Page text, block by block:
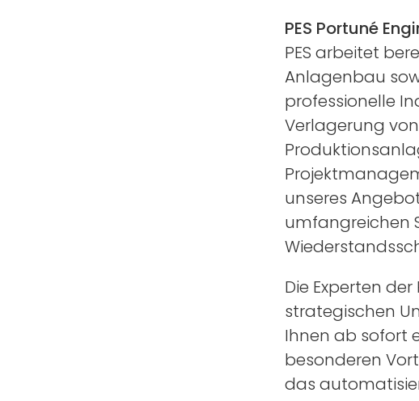
PES Portuné
PES arbeitet
Anlagenbau
professionelle
Verlagerung
unseres
umfangreichen
Die Experten
strategischen
Ihnen ab sofort
besonderen
das